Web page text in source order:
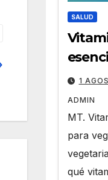
SALUD
una
1
ADMIN
MT.
para
qué